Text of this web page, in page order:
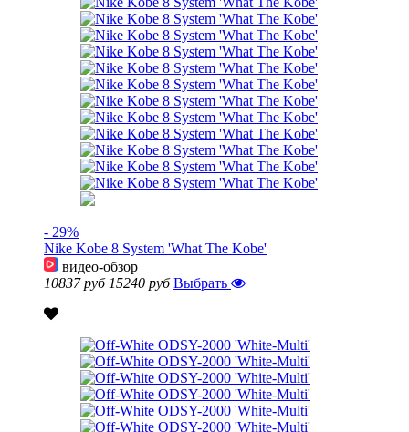
- 29%
Nike Kobe 8 System 'What The Kobe'
видео-обзор
10837 руб 15240 руб Выбрать